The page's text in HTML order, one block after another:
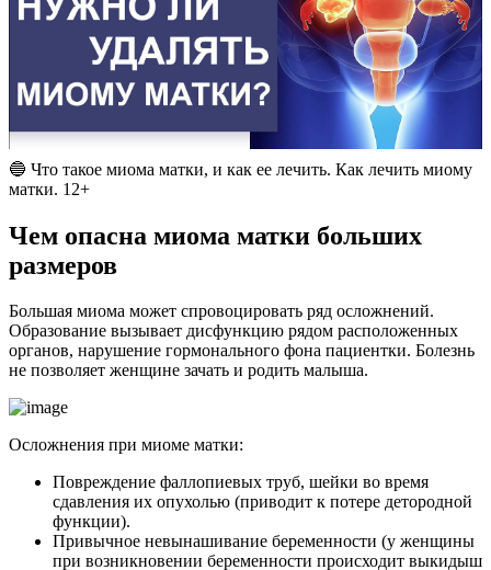
🔵 Что такое миома матки, и как ее лечить. Как лечить миому
матки. 12+
Чем опасна миома матки больших
размеров
Большая миома может спровоцировать ряд осложнений.
Образование вызывает дисфункцию рядом расположенных
органов, нарушение гормонального фона пациентки. Болезнь
не позволяет женщине зачать и родить малыша.
Осложнения при миоме матки:
Повреждение фаллопиевых труб, шейки во время
сдавления их опухолью (приводит к потере детородной
функции).
Привычное невынашивание беременности (у женщины
при возникновении беременности происходит выкидыш